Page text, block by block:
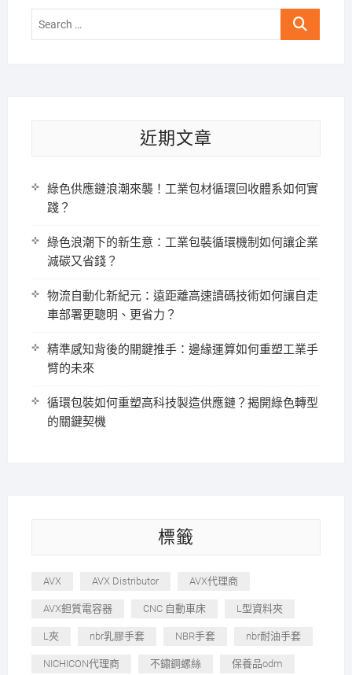
Search
近期文章
綠色供應鏈浪潮來襲！工業包材循環回收體系如何實
踐？
綠色浪潮下的新生意：工業包裝循環機制如何讓企業
減碳又省錢？
物流自動化新紀元：遠距離高速讀碼技術如何讓自走
車部署更聰明、更省力？
精準感知背後的關鍵推手：邊緣運算如何重塑工業手
臂的未來
循環包裝如何重塑高科技製造供應鏈？揭開綠色轉型
的關鍵契機
標籤
AVX AVX Distributor AVX代理商
AVX鉭質電容器 CNC 自動車床 L型資料夾
L夾 nbr乳膠手套 NBR手套 nbr耐油手套
NICHICON代理商 不鏽鋼螺絲 保養品odm